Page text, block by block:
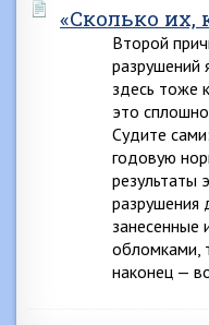
«Сколько их,
Второй
разрушений
здесь тоже
это
Судите
годовую
результаты
разрушения
занесенные
обломками,
наконец —